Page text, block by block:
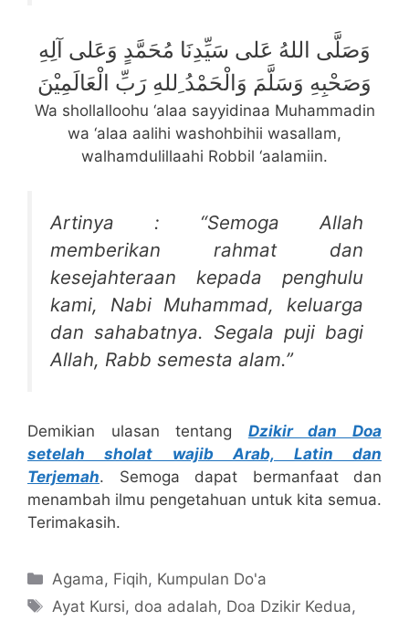
وَصَلَّى اللهُ عَلى سَيِّدِنَا مُحَمَّدٍ وَعَلى آلِهِ
وَصَحْبِهِ وَسَلَّمَ وَالْحَمْدُ ِللهِ رَبِّ الْعَالَمِيْنَ
Wa shollalloohu ‘alaa sayyidinaa Muhammadin
wa ‘alaa aalihi washohbihii wasallam,
walhamdulillaahi Robbil ‘aalamiin.
Artinya : “Semoga Allah
memberikan rahmat dan
kesejahteraan kepada penghulu
kami, Nabi Muhammad, keluarga
dan sahabatnya. Segala puji bagi
Allah, Rabb semesta alam.”
Demikian ulasan tentang Dzikir dan Doa
setelah sholat wajib Arab, Latin dan
Terjemah. Semoga dapat bermanfaat dan
menambah ilmu pengetahuan untuk kita semua.
Terimakasih.
Categories
Agama, Fiqih, Kumpulan Do'a
Tags
Ayat Kursi, doa adalah, Doa Dzikir Kedua,